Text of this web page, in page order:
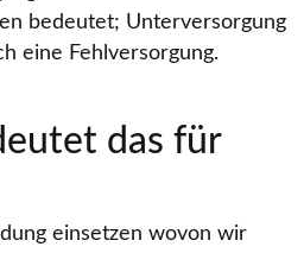
bedeutet; Unterversorgung
eine Fehlversorgung.
das für
einsetzen wovon wir